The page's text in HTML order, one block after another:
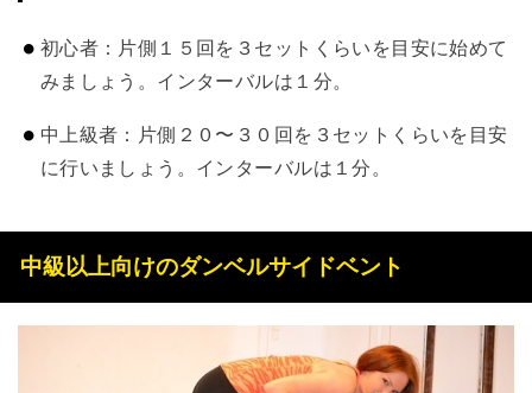
初心者：片側１５回を３セットくらいを目安に始めて
みましょう。インターバルは１分。
中上級者：片側２０〜３０回を３セットくらいを目安
に行いましょう。インターバルは１分。
中級以上向けのダンベルサイドベント